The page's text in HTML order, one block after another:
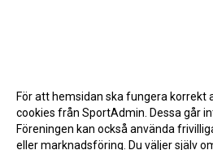
För att hemsidan ska fungera korrekt
cookies från SportAdmin. Dessa går
Föreningen kan också använda
eller marknadsföring. Du väljer själv